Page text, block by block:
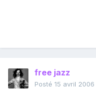
free jazz
Posté 15 avril 2006